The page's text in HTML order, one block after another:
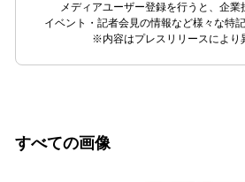
メディアユーザー登録を行うと、企業
イベント・記者会見の情報など様々な特
※内容はプレスリリースにより
すべての画像